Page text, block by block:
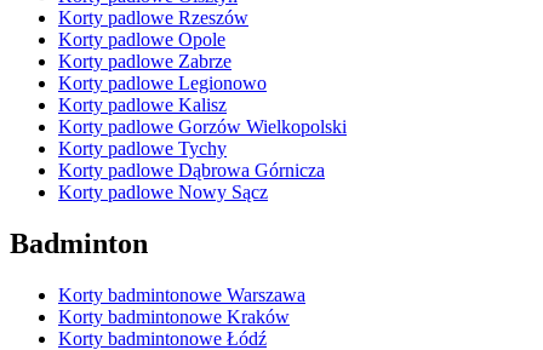
Korty padlowe Rzeszów
Korty padlowe Opole
Korty padlowe Zabrze
Korty padlowe Legionowo
Korty padlowe Kalisz
Korty padlowe Gorzów Wielkopolski
Korty padlowe Tychy
Korty padlowe Dąbrowa Górnicza
Korty padlowe Nowy Sącz
Badminton
Korty badmintonowe Warszawa
Korty badmintonowe Kraków
Korty badmintonowe Łódź